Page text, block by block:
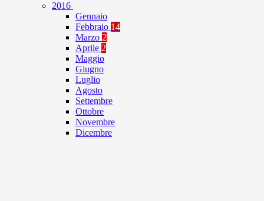
2016
Gennaio
Febbraio 14
Marzo 2
Aprile 2
Maggio
Giugno
Luglio
Agosto
Settembre
Ottobre
Novembre
Dicembre